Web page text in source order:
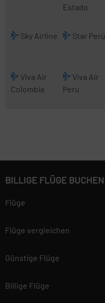
Estado
Sky Airline Star Perú
Viva Air
Colombia
Viva Air
Perú
BILLIGE FLÜGE BUCHEN
Flüge
Flüge vergleichen
Günstige Flüge
Billige Flüge